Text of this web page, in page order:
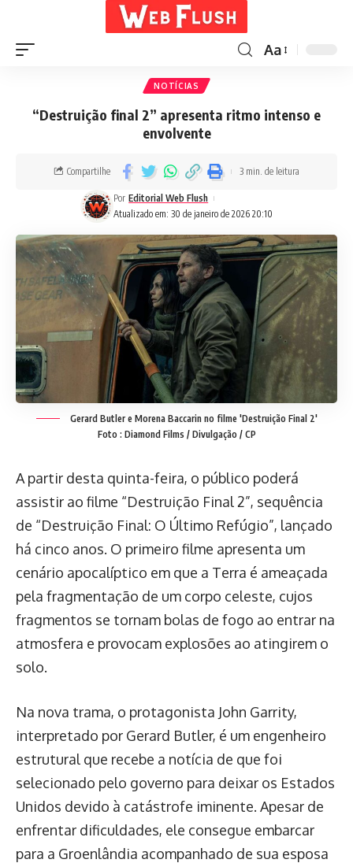
Aa
NOTÍCIAS
“Destruição final 2” apresenta ritmo intenso e
envolvente
Atualizado em: 30 de janeiro de 2026 20:10
Por Editorial Web Flush
Compartilhe 3 min. de leitura
Gerard Butler e Morena Baccarin no filme 'Destruição Final 2'
Foto : Diamond Films / Divulgação / CP
A partir desta quinta-feira, o público poderá
assistir ao filme “Destruição Final 2”, sequência
de “Destruição Final: O Último Refúgio”, lançado
há cinco anos. O primeiro filme apresenta um
cenário apocalíptico em que a Terra é ameaçada
pela fragmentação de um corpo celeste, cujos
fragmentos se tornam bolas de fogo ao entrar na
atmosfera e provocam explosões ao atingirem o
solo.
Na nova trama, o protagonista John Garrity,
interpretado por Gerard Butler, é um engenheiro
estrutural que recebe a notícia de que foi
selecionado pelo governo para deixar os Estados
Unidos devido à catástrofe iminente. Apesar de
enfrentar dificuldades, ele consegue embarcar
para a Groenlândia acompanhado de sua esposa